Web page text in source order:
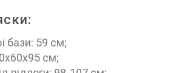
бази: 59 см;
см;